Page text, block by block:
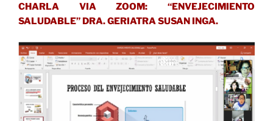
CHARLA VIA ZOOM: “ENVEJECIMIENTO
SALUDABLE” DRA. GERIATRA SUSAN INGA.